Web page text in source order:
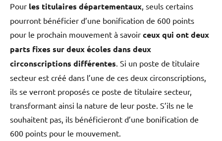
Pour les titulaires départementaux , seuls certains
pourront bénéficier d’une bonification de 600 points
pour le prochain mouvement à savoir ceux qui ont deux
parts fixes sur deux écoles dans deux
circonscriptions différentes . Si un poste de titulaire
secteur est créé dans l’une de ces deux circonscriptions,
ils se verront proposés ce poste de titulaire secteur,
transformant ainsi la nature de leur poste. S’ils ne le
souhaitent pas, ils bénéficieront d’une bonification de
600 points pour le mouvement.